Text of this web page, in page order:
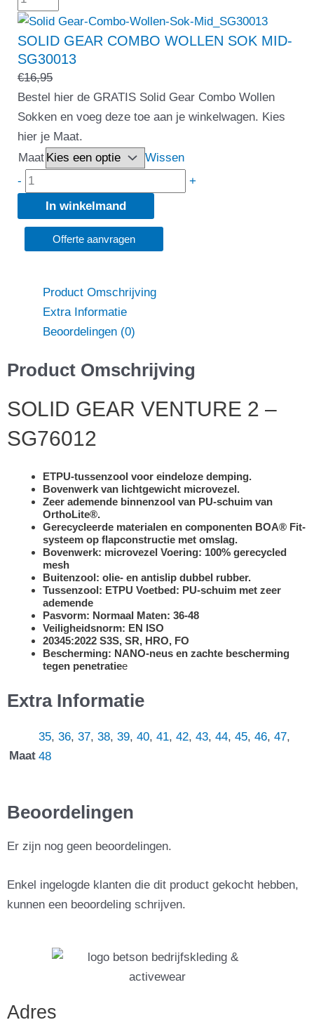
SOLID GEAR COMBO WOLLEN SOK MID-
SG30013
€16,95
Bestel hier de GRATIS Solid Gear Combo Wollen
Sokken en voeg deze toe aan je winkelwagen. Kies
hier je Maat.
Maat
Wissen
-
+
In winkelmand
Offerte aanvragen
Product Omschrijving
Extra Informatie
Beoordelingen (0)
Product Omschrijving
SOLID GEAR VENTURE 2 –
SG76012
ETPU-tussenzool voor eindeloze demping.
Bovenwerk van lichtgewicht microvezel.
Zeer ademende binnenzool van PU-schuim van
OrthoLite®.
Gerecycleerde materialen en componenten BOA® Fit-
systeem op flapconstructie met omslag.
Bovenwerk: microvezel Voering: 100% gerecycled
mesh
Buitenzool: olie- en antislip dubbel rubber.
Tussenzool: ETPU Voetbed: PU-schuim met zeer
ademende
Pasvorm: Normaal Maten: 36-48
Veiligheidsnorm: EN ISO
20345:2022 S3S, SR, HRO, FO
Bescherming: NANO-neus en zachte bescherming
tegen penetratiee
Extra Informatie
Maat
35, 36, 37, 38, 39, 40, 41, 42, 43, 44, 45, 46, 47,
48
Beoordelingen
Er zijn nog geen beoordelingen.
Enkel ingelogde klanten die dit product gekocht hebben,
kunnen een beoordeling schrijven.
Adres